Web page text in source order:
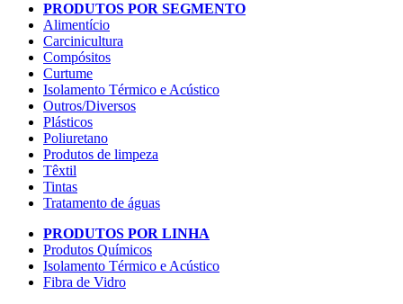
PRODUTOS POR SEGMENTO
Alimentício
Carcinicultura
Compósitos
Curtume
Isolamento Térmico e Acústico
Outros/Diversos
Plásticos
Poliuretano
Produtos de limpeza
Têxtil
Tintas
Tratamento de águas
PRODUTOS POR LINHA
Produtos Químicos
Isolamento Térmico e Acústico
Fibra de Vidro